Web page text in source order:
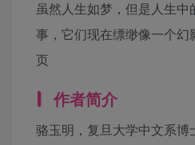
虽然人生如梦，但是人生
事，它们现在缥缈像一个
页
作者简介
骆玉明，复旦大学中文系